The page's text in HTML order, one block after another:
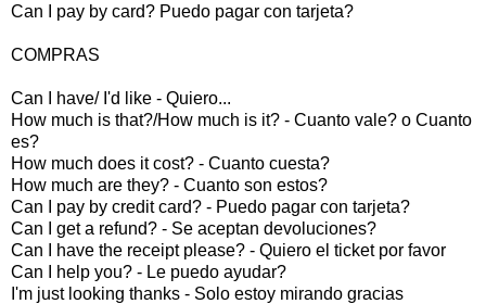
Can I pay by card? Puedo pagar con tarjeta?
COMPRAS
Can I have/ I'd like - Quiero...
How much is that?/How much is it? - Cuanto vale? o Cuanto
es?
How much does it cost? - Cuanto cuesta?
How much are they? - Cuanto son estos?
Can I pay by credit card? - Puedo pagar con tarjeta?
Can I get a refund? - Se aceptan devoluciones?
Can I have the receipt please? - Quiero el ticket por favor
Can I help you? - Le puedo ayudar?
I'm just looking thanks - Solo estoy mirando gracias